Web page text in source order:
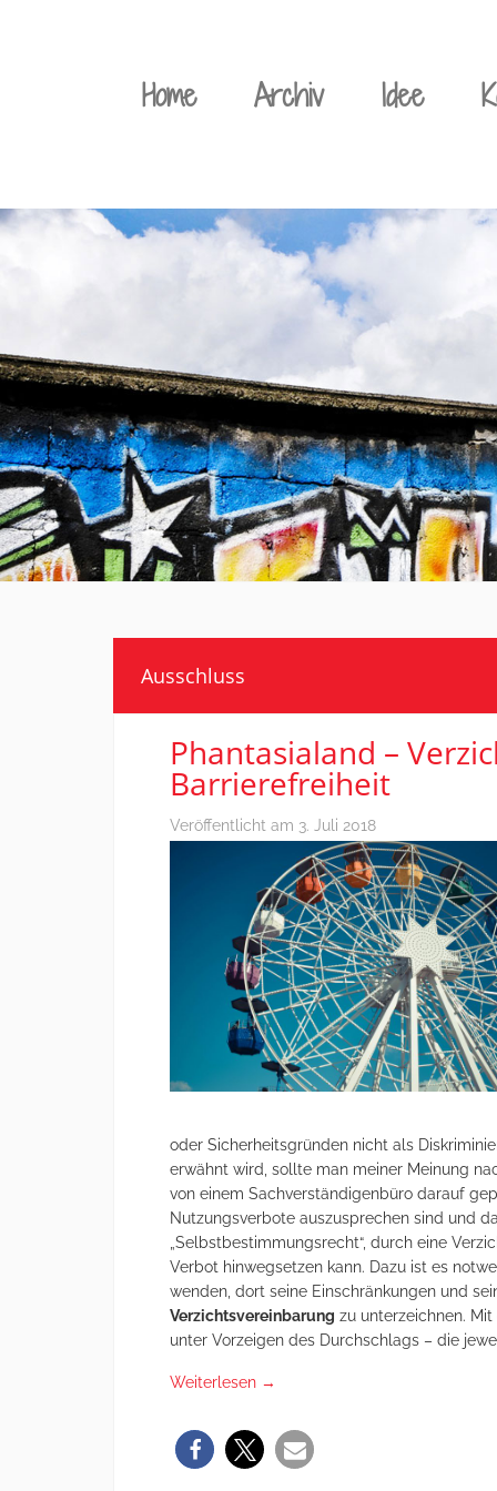
zumHome Archiv Idee
Ausschluss
Phantasialand –
Barrierefreiheit
Veröffentlicht am 3. Juli 2018
oder Sicherheitsgründen nicht als
erwähnt wird, sollte man meiner Meinung
von einem Sachverständigenbüro darauf
Nutzungsverbote auszusprechen sind und
„Selbstbestimmungsrecht“, durch eine
Verbot hinwegsetzen kann. Dazu ist es
wenden, dort seine Einschränkungen und
Verzichtsvereinbarung zu unterzeichnen.
unter Vorzeigen des Durchschlags – die
Weiterlesen →